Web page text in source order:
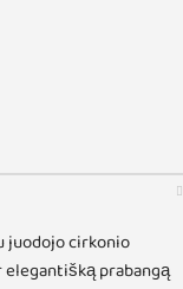
juodojo cirkonio
prabangą